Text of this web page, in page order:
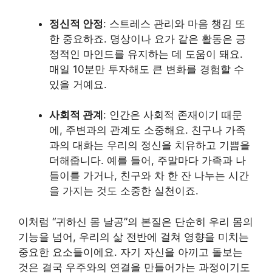
정신적 안정: 스트레스 관리와 마음 챙김 또
한 중요하죠. 명상이나 요가 같은 활동은 긍
정적인 마인드를 유지하는 데 도움이 돼요.
매일 10분만 투자해도 큰 변화를 경험할 수
있을 거예요.
사회적 관계 : 인간은 사회적 존재이기 때문
에, 주변과의 관계도 소중해요. 친구나 가족
과의 대화는 우리의 정신을 치유하고 기쁨을
더해줍니다. 예를 들어, 주말마다 가족과 나
들이를 가거나, 친구와 차 한 잔 나누는 시간
을 가지는 것도 소중한 실천이죠.
이처럼 “귀하신 몸 날공”의 본질은 단순히 우리 몸의
기능을 넘어, 우리의 삶 전반에 걸쳐 영향을 미치는
중요한 요소들이에요. 자기 자신을 아끼고 돌보는
것은 결국 우주와의 연결을 만들어가는 과정이기도